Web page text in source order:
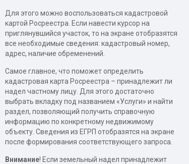
Для этого можно воспользоваться кадастровой
картой Росреестра. Если навести курсор на
приглянувшийся участок, то на экране отобразятся
все необходимые сведения: кадастровый номер,
адрес, наличие обременений.
Самое главное, что поможет определить
кадастровая карта Росреестра – принадлежит ли
надел частному лицу. Для этого достаточно
выбрать вкладку под названием «Услуги» и найти
раздел, позволяющий получить справочную
информацию по конкретному недвижимому
объекту. Сведения из ЕГРП отобразятся на экране
после формирования соответствующего запроса.
Внимание! Если земельный надел принадлежит